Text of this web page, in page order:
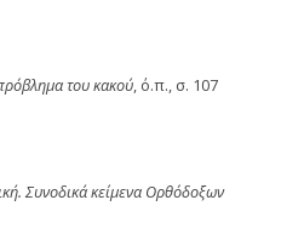
του κακού, ό.π., σ. 107
Συνοδικά κείμενα Ορθόδοξων